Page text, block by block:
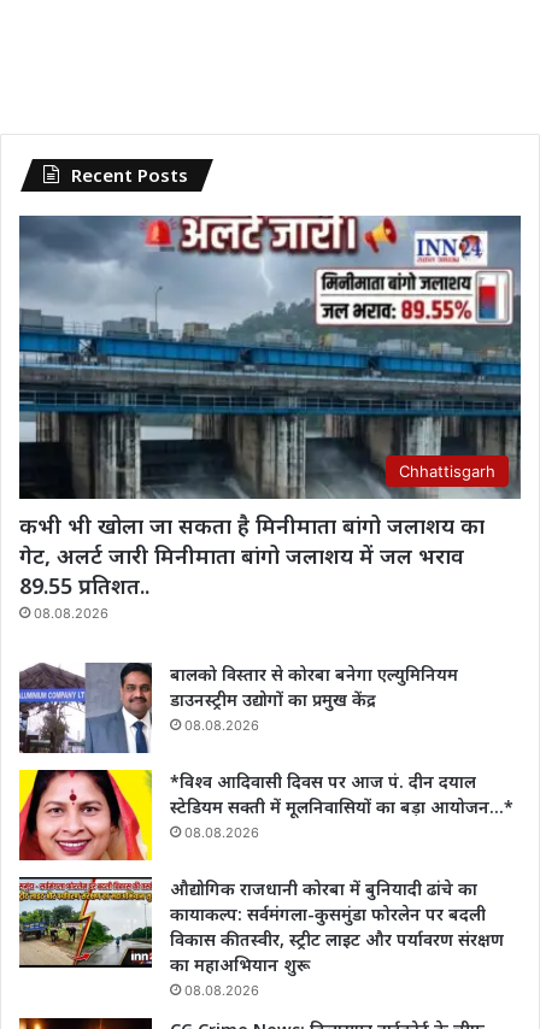
Recent Posts
Chhattisgarh
कभी भी खोला जा सकता है मिनीमाता बांगो जलाशय का
गेट, अलर्ट जारी मिनीमाता बांगो जलाशय में जल भराव
89.55 प्रतिशत..
08.08.2026
बालको विस्तार से कोरबा बनेगा एल्युमिनियम
डाउनस्ट्रीम उद्योगों का प्रमुख केंद्र
08.08.2026
*विश्व आदिवासी दिवस पर आज पं. दीन दयाल
स्टेडियम सक्ती में मूलनिवासियों का बड़ा आयोजन…*
08.08.2026
औद्योगिक राजधानी कोरबा में बुनियादी ढांचे का
कायाकल्प: सर्वमंगला-कुसमुंडा फोरलेन पर बदली
विकास की तस्वीर, स्ट्रीट लाइट और पर्यावरण संरक्षण
का महाअभियान शुरू
08.08.2026